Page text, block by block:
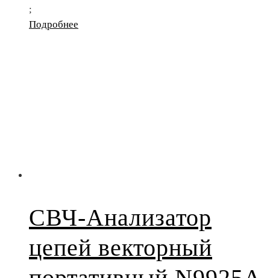
;
Подробнее
СВЧ-Анализатор
цепей векторный